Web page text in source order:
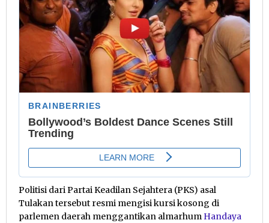
Politisi dari Partai Keadilan Sejahtera (PKS) asal
Tulakan tersebut resmi mengisi kursi kosong di
parlemen daerah menggantikan almarhum Handaya